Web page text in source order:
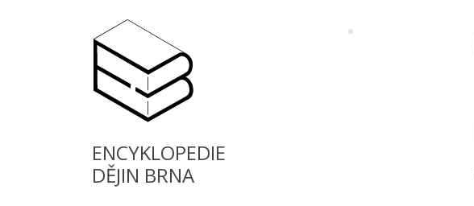
ENCYKLOPEDIE
DĚJIN BRNA